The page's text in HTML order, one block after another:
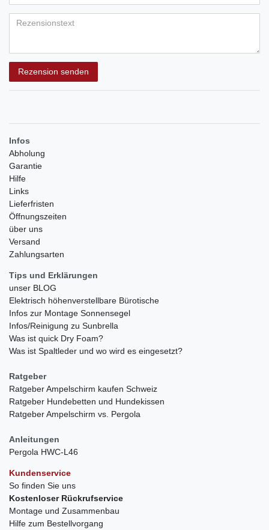
Bewertungssternen
Bewertungssternen
Bewertungssternen
Bewertungssternen
Bewertungssternen
(optional)
Rezension senden
Infos
Abholung
Garantie
Hilfe
Links
Lieferfristen
Öffnungszeiten
über uns
Versand
Zahlungsarten
Tips und Erklärungen
unser BLOG
Elektrisch höhenverstellbare Bürotische
Infos zur Montage Sonnensegel
Infos/Reinigung zu Sunbrella
Was ist quick Dry Foam?
Was ist Spaltleder und wo wird es eingesetzt?
Ratgeber
Ratgeber Ampelschirm kaufen Schweiz
Ratgeber Hundebetten und Hundekissen
Ratgeber Ampelschirm vs. Pergola
Anleitungen
Pergola HWC-L46
Kundenservice
So finden Sie uns
Kostenloser Rückrufservice
Montage und Zusammenbau
Hilfe zum Bestellvorgang